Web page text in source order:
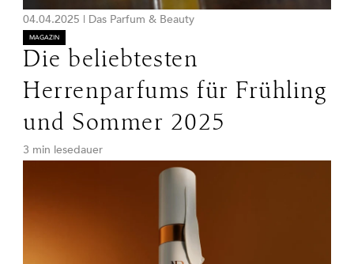
04.04.2025 | Das Parfum & Beauty
MAGAZIN
Die beliebtesten
Herrenparfums für Frühling
und Sommer 2025
3 min lesedauer